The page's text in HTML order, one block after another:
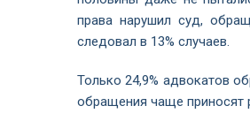
права нарушил суд,
следовал в 13% случаев.
Только 24,9% адвокатов
обращения чаще приносят